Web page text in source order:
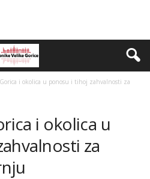
i okolica u ponosu i tihoj zahvalnosti za
i okolica u
za